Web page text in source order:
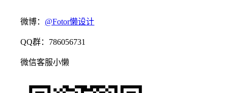
微博： @Fotor懒设计
QQ群：786056731
微信客服小懒